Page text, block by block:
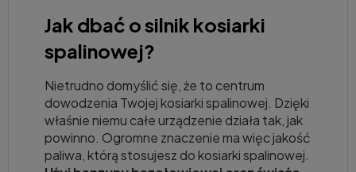
Jak dbać o silnik kosiarki
spalinowej?
Nietrudno domyślić się, że to centrum
dowodzenia Twojej kosiarki spalinowej. Dzięki
właśnie niemu całe urządzenie działa tak, jak
powinno. Ogromne znaczenie ma więc jakość
paliwa, którą stosujesz do kosiarki spalinowej.